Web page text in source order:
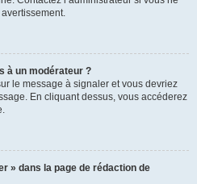
à un modérateur ?
le message à signaler et vous devriez
En cliquant dessus, vous accéderez
» dans la page de rédaction de